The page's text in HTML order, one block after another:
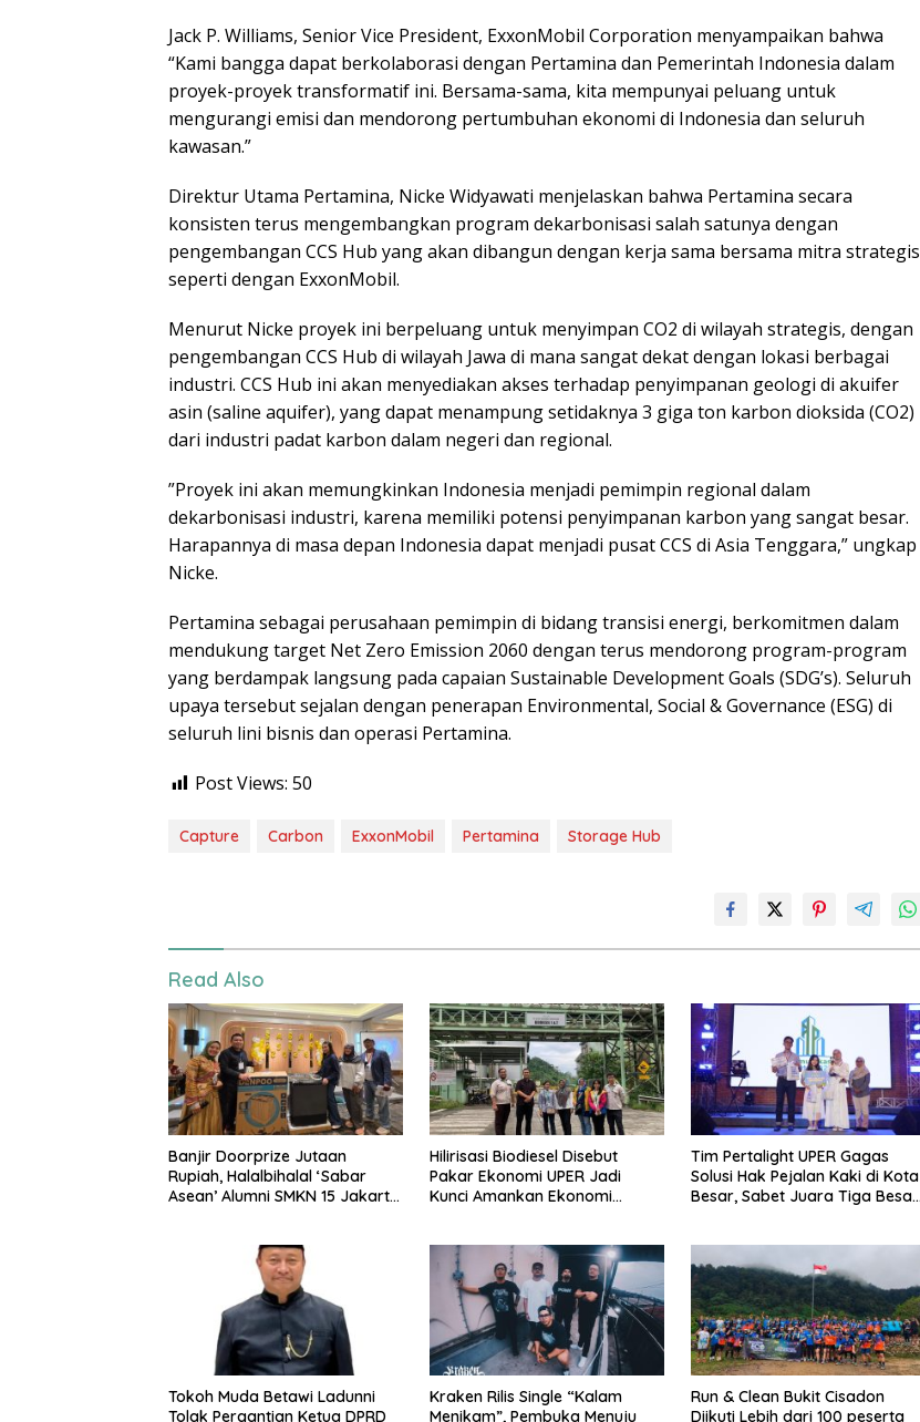
Jack P. Williams, Senior Vice President, ExxonMobil Corporation menyampaikan bahwa
“Kami bangga dapat berkolaborasi dengan Pertamina dan Pemerintah Indonesia dalam
proyek-proyek transformatif ini. Bersama-sama, kita mempunyai peluang untuk
mengurangi emisi dan mendorong pertumbuhan ekonomi di Indonesia dan seluruh
kawasan.”
Direktur Utama Pertamina, Nicke Widyawati menjelaskan bahwa Pertamina secara
konsisten terus mengembangkan program dekarbonisasi salah satunya dengan
pengembangan CCS Hub yang akan dibangun dengan kerja sama bersama mitra strategis
seperti dengan ExxonMobil.
Menurut Nicke proyek ini berpeluang untuk menyimpan CO2 di wilayah strategis, dengan
pengembangan CCS Hub di wilayah Jawa di mana sangat dekat dengan lokasi berbagai
industri. CCS Hub ini akan menyediakan akses terhadap penyimpanan geologi di akuifer
asin (saline aquifer), yang dapat menampung setidaknya 3 giga ton karbon dioksida (CO2)
dari industri padat karbon dalam negeri dan regional.
”Proyek ini akan memungkinkan Indonesia menjadi pemimpin regional dalam
dekarbonisasi industri, karena memiliki potensi penyimpanan karbon yang sangat besar.
Harapannya di masa depan Indonesia dapat menjadi pusat CCS di Asia Tenggara,” ungkap
Nicke.
Pertamina sebagai perusahaan pemimpin di bidang transisi energi, berkomitmen dalam
mendukung target Net Zero Emission 2060 dengan terus mendorong program-program
yang berdampak langsung pada capaian Sustainable Development Goals (SDG’s). Seluruh
upaya tersebut sejalan dengan penerapan Environmental, Social & Governance (ESG) di
seluruh lini bisnis dan operasi Pertamina.
Post Views: 50
Capture Carbon ExxonMobil Pertamina Storage Hub
Read Also
Banjir Doorprize Jutaan
Rupiah, Halalbihalal ‘Sabar
Asean’ Alumni SMKN 15 Jakarta
Hilirisasi Biodiesel Disebut
Pakar Ekonomi UPER Jadi
Kunci Amankan Ekonomi
Tim Pertalight UPER Gagas
Solusi Hak Pejalan Kaki di Kota
Besar, Sabet Juara Tiga Besar
Tokoh Muda Betawi Ladunni
Tolak Pergantian Ketua DPRD
Kraken Rilis Single “Kalam
Menikam”, Pembuka Menuju
Run & Clean Bukit Cisadon
Diikuti Lebih dari 100 peserta